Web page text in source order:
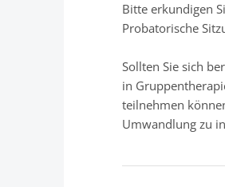
Bitte erkundigen
Probatorische
Sollten Sie sich
in
teilnehmen
Umwandlung zu